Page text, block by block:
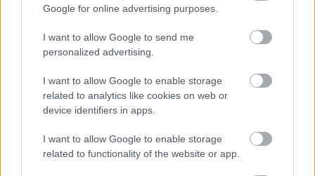
Google for online advertising purposes.
I want to allow Google to send me
personalized advertising.
I want to allow Google to enable storage
related to analytics like cookies on web or
device identifiers in apps.
I want to allow Google to enable storage
related to functionality of the website or app.